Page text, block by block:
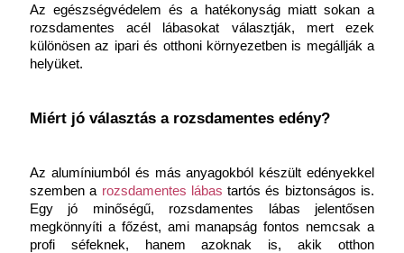
Az egészségvédelem és a hatékonyság miatt sokan a
rozsdamentes acél lábasokat választják, mert ezek
különösen az ipari és otthoni környezetben is megállják a
helyüket.
Miért jó választás a rozsdamentes edény?
Az alumíniumból és más anyagokból készült edényekkel
szemben a rozsdamentes lábas tartós és biztonságos is.
Egy jó minőségű, rozsdamentes lábas jelentősen
megkönnyíti a főzést, ami manapság fontos nemcsak a
profi séfeknek, hanem azoknak is, akik otthon